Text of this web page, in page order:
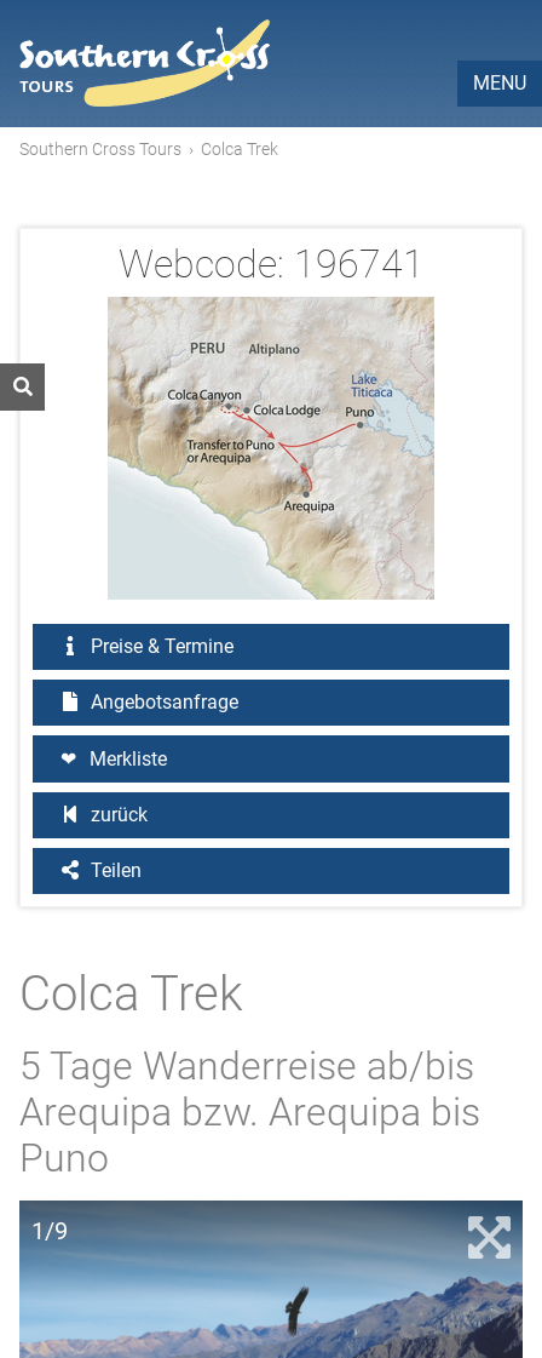
MENU
Southern Cross Tours › Colca Trek
Webcode: 196741
Preise & Termine
Angebotsanfrage
Merkliste
zurück
Teilen
Colca Trek
5 Tage Wanderreise ab/bis
Arequipa bzw. Arequipa bis
Puno
1/9